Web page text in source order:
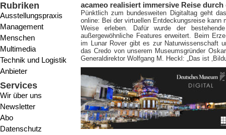
Rubriken
Ausstellungspraxis
Management
Menschen
Multimedia
Technik und Logistik
Anbieter
Services
Wir über uns
Newsletter
Abo
Datenschutz
acameo realisiert immersive Reise
Pünktlich zum bundesweiten Digitaltag geht
online: Bei der virtuellen Entdeckungsreise
Weise erleben. Dafür wurde der
außergewöhnliche Features erweitert. Beim
im Lunar Rover gibt es zur Naturwissenschaft
das Credo von unserem Museumsgründer
Generaldirektor Wolfgang M. Heckl: „Das ist